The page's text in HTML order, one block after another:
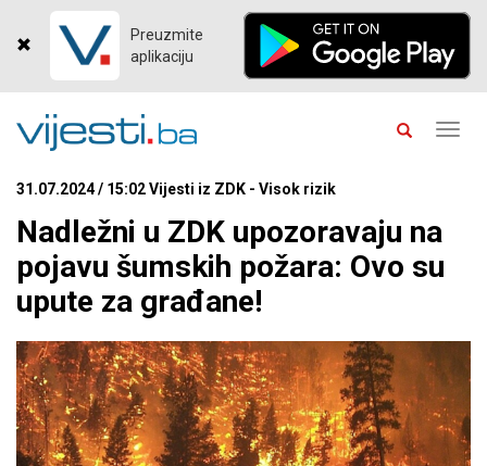
Preuzmite
aplikaciju
31.07.2024 / 15:02 Vijesti iz ZDK - Visok rizik
Nadležni u ZDK upozoravaju na
pojavu šumskih požara: Ovo su
upute za građane!